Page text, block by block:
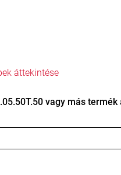
áttekintése
vagy más termék